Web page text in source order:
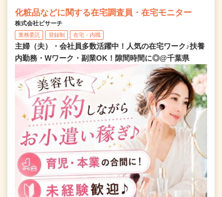
化粧品などに関する在宅調査員・在宅モニター
株式会社ビサーチ
業務委託 登録制 在宅・内職
主婦（夫）・会社員多数活躍中！人気の在宅ワーク♪扶養
内勤務・Wワーク・副業OK！隙間時間に◎@千葉県